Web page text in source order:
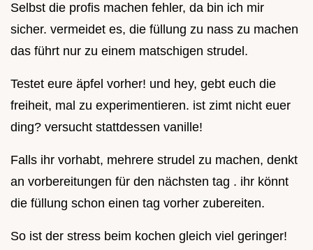
Selbst die profis machen fehler, da bin ich mir
sicher. vermeidet es, die füllung zu nass zu machen
das führt nur zu einem matschigen strudel.
Testet eure äpfel vorher! und hey, gebt euch die
freiheit, mal zu experimentieren. ist zimt nicht euer
ding? versucht stattdessen vanille!
Falls ihr vorhabt, mehrere strudel zu machen, denkt
an vorbereitungen für den nächsten tag . ihr könnt
die füllung schon einen tag vorher zubereiten.
So ist der stress beim kochen gleich viel geringer!